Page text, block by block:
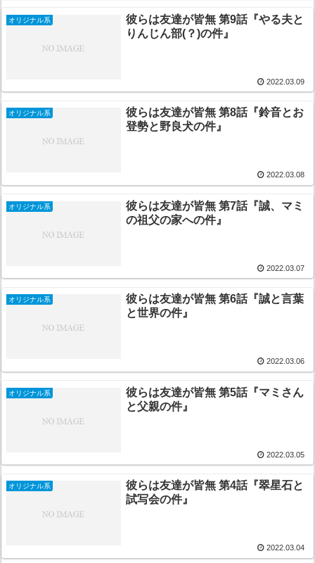
オリジナル系
彼らは友達が皆無 第9話『やる夫と
りんじん部(？)の件』
2022.03.09
オリジナル系
彼らは友達が皆無 第8話『鈴音とお
登勢と野良犬の件』
2022.03.08
オリジナル系
彼らは友達が皆無 第7話『誠、マミ
の祖父の家への件』
2022.03.07
オリジナル系
彼らは友達が皆無 第6話『誠と言葉
と世界の件』
2022.03.06
オリジナル系
彼らは友達が皆無 第5話『マミさん
と父親の件』
2022.03.05
オリジナル系
彼らは友達が皆無 第4話『翠星石と
試写会の件』
2022.03.04